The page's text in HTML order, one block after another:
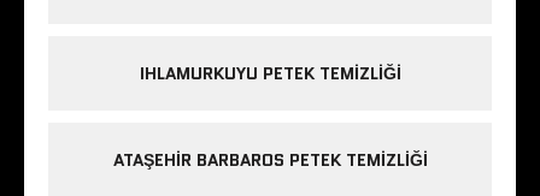
IHLAMURKUYU PETEK TEMIZLIĞI
ATAŞEHIR BARBAROS PETEK TEMIZLIĞI